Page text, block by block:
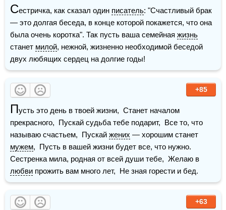
Сестричка, как сказал один писатель: "Счастливый брак
— это долгая беседа, в конце которой покажется, что она
была очень коротка". Так пусть ваша семейная жизнь
станет милой, нежной, жизненно необходимой беседой
двух любящих сердец на долгие годы!
+85
Пусть это день в твоей жизни,  Станет началом
прекрасного,  Пускай судьба тебе подарит,  Все то, что
называю счастьем,  Пускай жених
мужем,  Пусть в вашей жизни будет все, что нужно.
любви прожить вам много лет,  Не зная горести и бед.
+63